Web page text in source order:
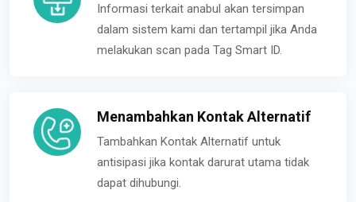
Informasi terkait anabul akan tersimpan
dalam sistem kami dan tertampil jika Anda
melakukan scan pada Tag Smart ID.
Menambahkan Kontak Alternatif
Tambahkan Kontak Alternatif untuk
antisipasi jika kontak darurat utama tidak
dapat dihubungi.